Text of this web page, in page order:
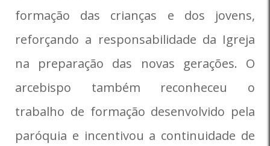
formação das crianças e dos jovens,
reforçando a responsabilidade da Igreja
na preparação das novas gerações. O
arcebispo também reconheceu o
trabalho de formação desenvolvido pela
paróquia e incentivou a continuidade de